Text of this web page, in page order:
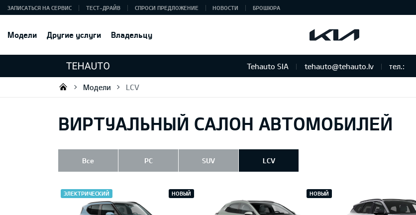
Модели Другие услуги Владельцу
ЗАПИСАТЬСЯ НА СЕРВИС ТЕСТ-ДРАЙВ СПРОСИ ПРЕДЛОЖЕНИЕ НОВОСТИ БРОШЮРА
Tehauto SIA tehauto@tehauto.lv тел.:
Tehauto SIA
Модели LCV
ВИРТУАЛЬНЫЙ САЛОН АВТОМОБИЛЕЙ
Все PC SUV LCV
НОВЫЙ
ЭЛЕКТРИЧЕСКИЙ НОВЫЙ